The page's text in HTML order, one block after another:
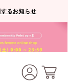
するお知らせ